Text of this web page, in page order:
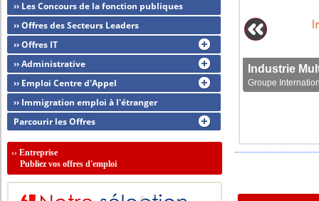
Groupe
›› Les Concours de la fonction publiques
›› Offres des Secteurs Leaders
›› Offres IT
›› Administrative
›› Emploi Centre d'Appel
›› Immigration emploi à l'étranger
Parcourir les Offres
››Entreprise
Publiez vos offres d'emploi